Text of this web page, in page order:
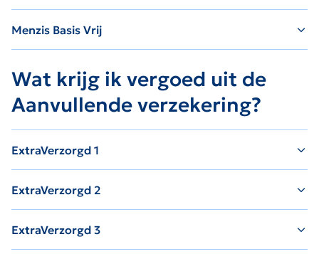
Menzis Basis Vrij
Wat krijg ik vergoed uit de
Aanvullende verzekering?
ExtraVerzorgd 1
ExtraVerzorgd 2
ExtraVerzorgd 3